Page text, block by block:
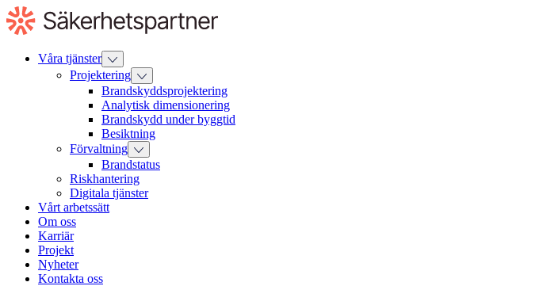
Till
innehåll
Våra tjänster
Projektering
Brandskyddsprojektering
Analytisk dimensionering
Brandskydd under byggtid
Besiktning
Förvaltning
Brandstatus
Riskhantering
Digitala tjänster
Vårt arbetssätt
Om oss
Karriär
Projekt
Nyheter
Kontakta oss